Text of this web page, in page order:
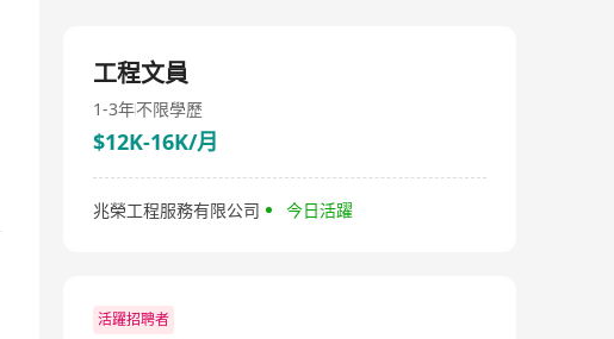
工程文員
1-3年不限學歷
$12K-16K/月
兆榮工程服務有限公司 今日活躍
活躍招聘者